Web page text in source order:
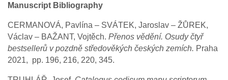
Manuscript Bibliography
CERMANOVÁ, Pavlína – SVÁTEK, Jaroslav – ŽŮREK,
Václav – BAŽANT, Vojtěch. Přenos vědění. Osudy čtyř
bestsellerů v pozdně středověkých českých zemích. Praha
2021, pp. 196, 216, 220, 345.